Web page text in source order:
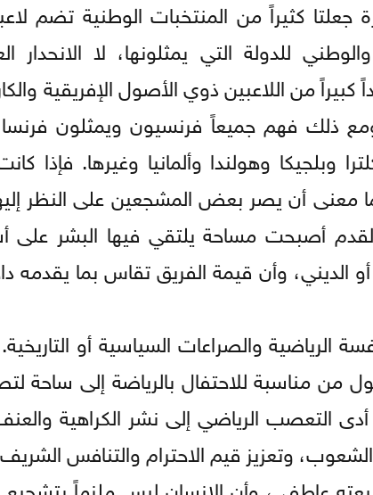
جعلتا كثيراً من المنتخبات الوطنية تضم
للدولة التي يمثلونها، لا
من اللاعبين ذوي الأصول الإفريقية
ذلك فهم جميعاً فرنسيون ويمثلون
وبلجيكا وهولندا وألمانيا وغيرها. فإذا
معنى أن يصر بعض المشجعين على النظر
أصبحت مساحة يلتقي فيها البشر على
الديني، وأن قيمة الفريق تقاس بما يقدمه
الرياضية والصراعات السياسية أو
من مناسبة للاحتفال بالرياضة إلى ساحة
التعصب الرياضي إلى نشر الكراهية
وتعزيز قيم الاحترام والتنافس
عاطفي، وأن الإنسان ليس ملزماً